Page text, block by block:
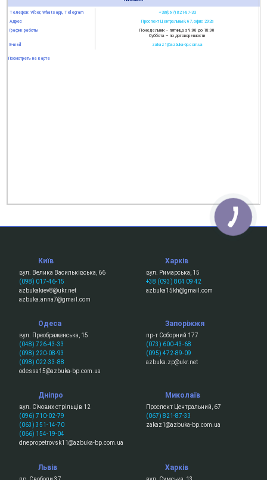
Телефон: Viber, Whatsapp, Telegram
+38(067) 821-87-33
Адрес
Проспект Центральный, 67, офис 202в
График работы
Понедельник – пятница з 9:00 до 18:00
Суббота – по договоренности
E-mail
zakaz1@azbuka-bp.com.ua
Посмотреть на карте
Київ
вул. Велика Васильківська, 66
(098) 017-46-15
azbukakiev8@ukr.net
azbuka.anna7@gmail.com
Харків
вул. Римарська, 15
+38 (093) 804 09 42
azbuka15kh@gmail.com
Одеса
вул. Преображенська, 15
(048) 726-43-33
(098) 220-08-93
(098) 022-33-88
odessa15@azbuka-bp.com.ua
Запоріжжя
пр-т Соборний 177
(073) 600-43-68
(095) 472-89-09
azbuka.zp@ukr.net
Дніпро
вул. Січових стрільців 12
(096) 710-02-79
(063) 351-14-70
(066) 154-19-04
dnepropetrovsk11@azbuka-bp.com.ua
Миколаїв
Проспект Центральний, 67
(067) 821-87-33
zakaz1@azbuka-bp.com.ua
Львів Харків